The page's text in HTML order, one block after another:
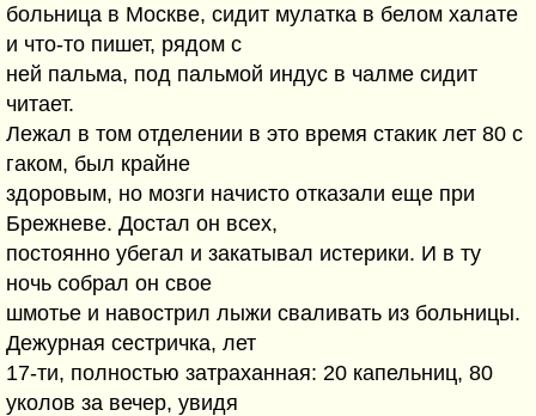
больница в Москве, сидит мулатка в белом халате
и что-то пишет, рядом с
ней пальма, под пальмой индус в чалме сидит
читает.
Лежал в том отделении в это время стакик лет 80 с
гаком, был крайне
здоровым, но мозги начисто отказали еще при
Брежневе. Достал он всех,
постоянно убегал и закатывал истерики. И в ту
ночь собрал он свое
шмотье и навострил лыжи сваливать из больницы.
Дежурная сестричка, лет
17-ти, полностью затраханная: 20 капельниц, 80
уколов за вечер, увидя